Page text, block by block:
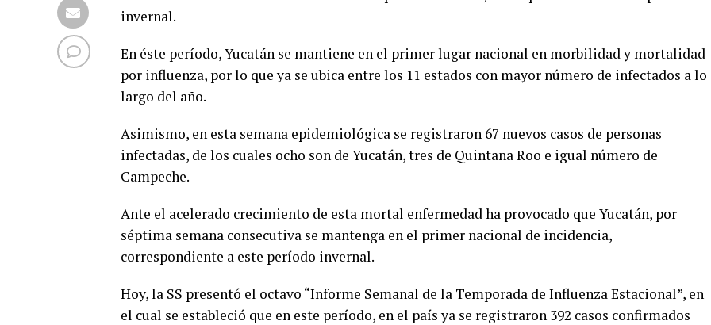
invernal.
En éste período, Yucatán se mantiene en el primer lugar nacional en morbilidad y mortalidad
por influenza, por lo que ya se ubica entre los 11 estados con mayor número de infectados a lo
largo del año.
Asimismo, en esta semana epidemiológica se registraron 67 nuevos casos de personas
infectadas, de los cuales ocho son de Yucatán, tres de Quintana Roo e igual número de
Campeche.
Ante el acelerado crecimiento de esta mortal enfermedad ha provocado que Yucatán, por
séptima semana consecutiva se mantenga en el primer nacional de incidencia,
correspondiente a este período invernal.
Hoy, la SS presentó el octavo “Informe Semanal de la Temporada de Influenza Estacional”, en
el cual se estableció que en este período, en el país ya se registraron 392 casos confirmados